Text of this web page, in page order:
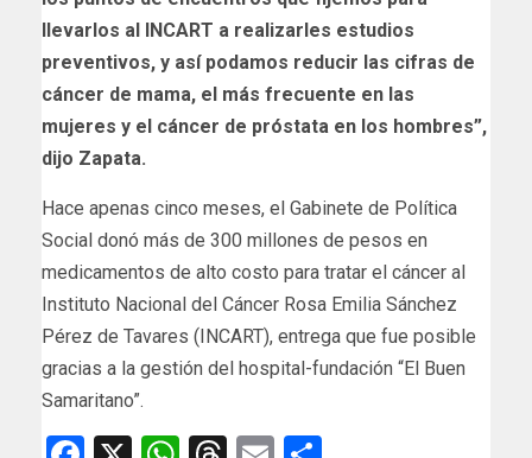
llevarlos al INCART a realizarles estudios
preventivos, y así podamos reducir las cifras de
cáncer de mama, el más frecuente en las
mujeres y el cáncer de próstata en los hombres”,
dijo Zapata.
Hace apenas cinco meses, el Gabinete de Política
Social donó más de 300 millones de pesos en
medicamentos de alto costo para tratar el cáncer al
Instituto Nacional del Cáncer Rosa Emilia Sánchez
Pérez de Tavares (INCART), entrega que fue posible
gracias a la gestión del hospital-fundación “El Buen
Samaritano”.